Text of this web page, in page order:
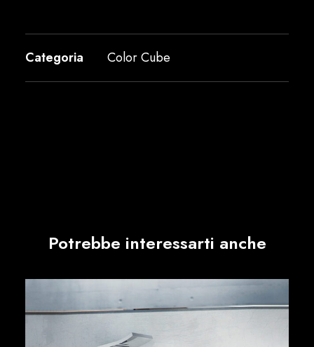
Categoria Color Cube
Potrebbe interessarti anche